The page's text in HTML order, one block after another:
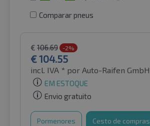
Comparar pneus
€ 106.69 -2%
€104.55
incl. IVA * por Auto-Raifen GmbH
EM ESTOQUE
Envio gratuito
Pormenores Cesto de compras